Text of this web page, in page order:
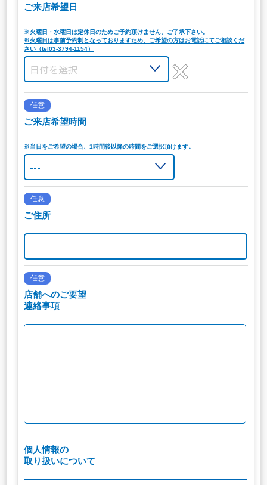
ご来店希望日
※火曜日・水曜日は定休日のためご予約頂けません。ご了承下さい。
※火曜日は事前予約制となっておりますため、ご希望の方はお電話にてご相談くだ
さい（tel03-3794-1154）
任意
ご来店希望時間
※当日をご希望の場合、1時間後以降の時間をご選択頂けます。
任意
ご住所
任意
店舗へのご要望
連絡事項
個人情報の
取り扱いについて